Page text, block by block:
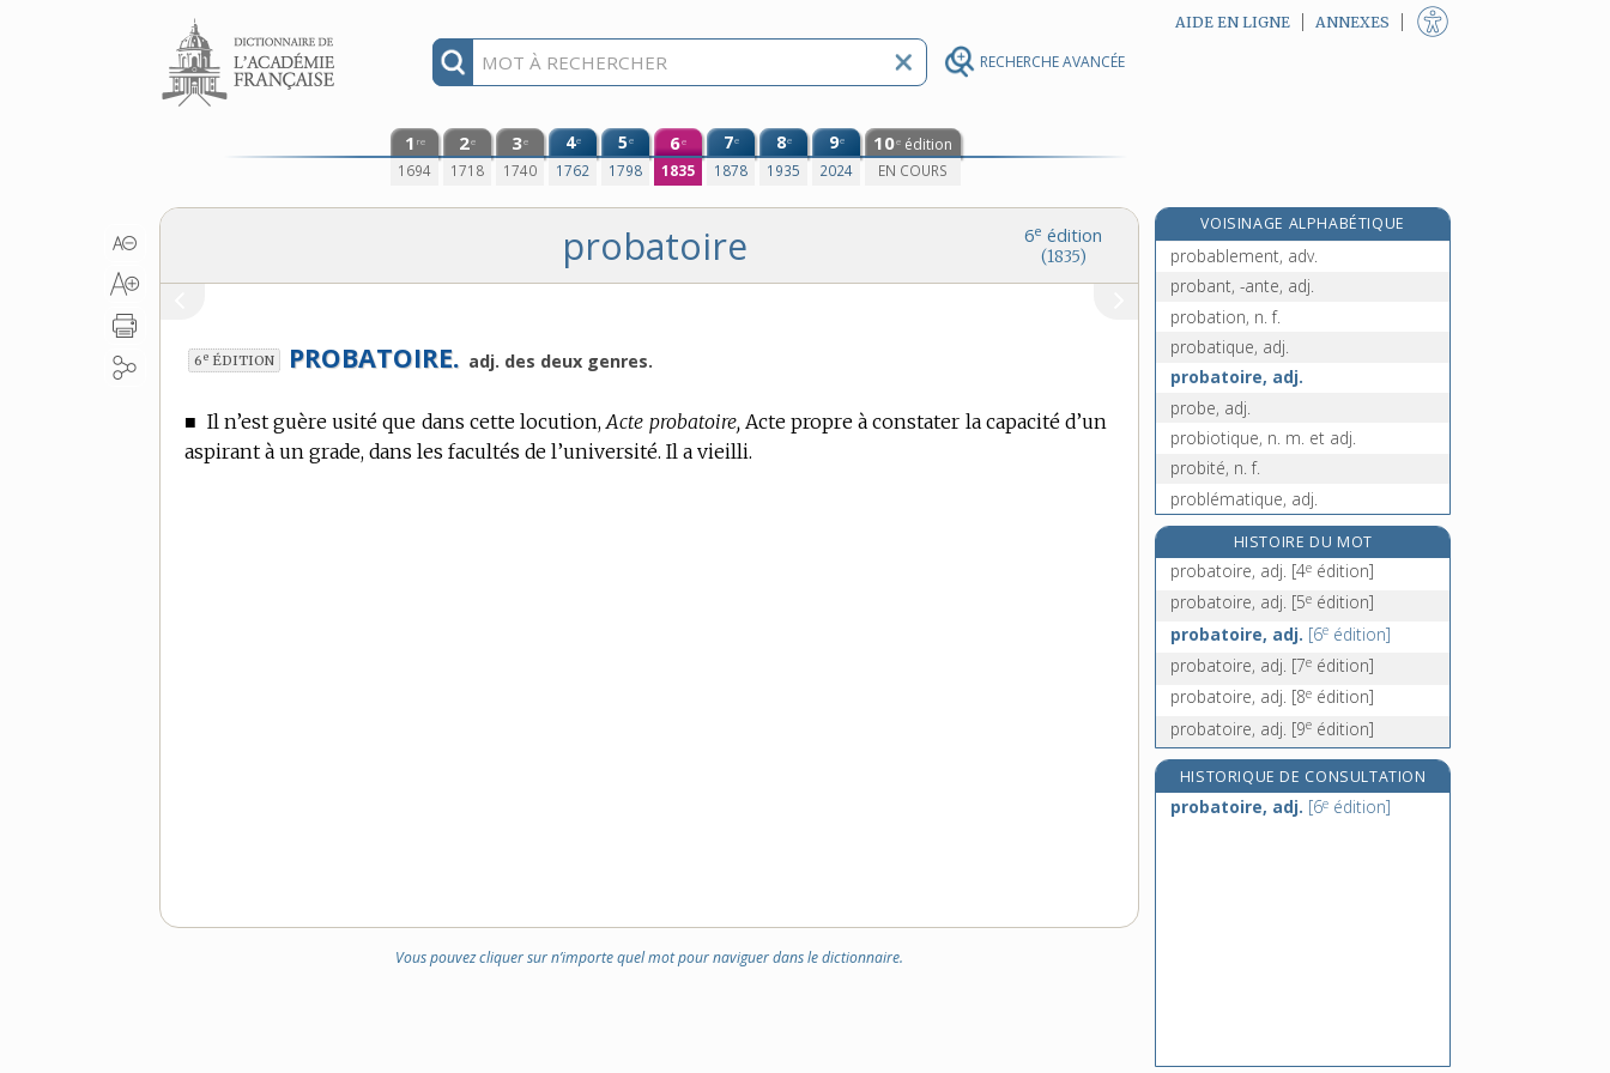
RECHERCHE AVANCÉE
Aller au contenu AIDE EN LIGNE ANNEXES
1 re
1694
2e
1718
3e
1740
4e
1762
5e
1798
6e
1835
7e
1878
8e
1935
9e
2024
10e édition
EN COURS
6e édition
(1835)
probatoire
6e ÉDITION PROBATOIRE. adj. des deux genres.
■ Il n’est guère usité que dans cette locution,Acte probatoire, Acte propre à constater la capacité d’un
aspirant à un grade, dans les facultés de l’université. Il a vieilli.
Vous pouvez cliquer sur n’importe quel mot pour naviguer dans le dictionnaire.
VOISINAGE ALPHABÉTIQUE
probable, adj.
probablement, adv.
probant, -ante, adj.
probation, n. f.
probatique, adj.
probatoire, adj.
probe, adj.
probiotique, n. m. et adj.
probité, n. f.
problématique, adj.
problématiquement, adv.
[7 édition]
problématiser, v. tr. direct
problème, n. m.
proboscide, n. f.
proboscidiens, n. m. pl.
HISTOIRE DU MOT
probatoire, adj. [4e édition]
probatoire, adj. [5e édition]
probatoire, adj. [6e édition]
probatoire, adj. [7e édition]
probatoire, adj. [8e édition]
probatoire, adj. [9e édition]
HISTORIQUE DE CONSULTATION
probatoire, adj. [6e édition]